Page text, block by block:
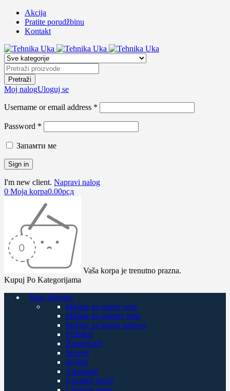
Akcija
Pratite porudžbinu
Kontakt
Moj nalogUloguj se
Username or email address *
Password *
Запамти ме
I'm new client. Napravi nalog
0 Moja korpa0.00рсд
Vaša korpa je trenutno prazna.
Kupuj Po Kategorijama
Bela Tehnika
Mašine za pranje veša
Mašine za sušenje veša
Mašine za pranje sudova
Frižideri
Zamrzivači
Šporeti
Bojleri
Aspiratori
Ugradne ploče